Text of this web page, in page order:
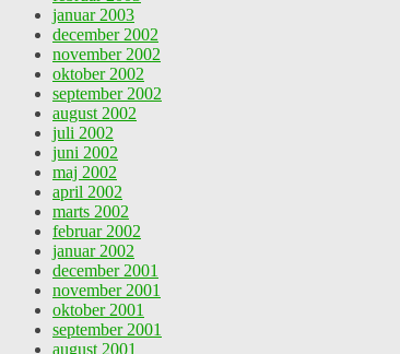
januar 2003
december 2002
november 2002
oktober 2002
september 2002
august 2002
juli 2002
juni 2002
maj 2002
april 2002
marts 2002
februar 2002
januar 2002
december 2001
november 2001
oktober 2001
september 2001
august 2001